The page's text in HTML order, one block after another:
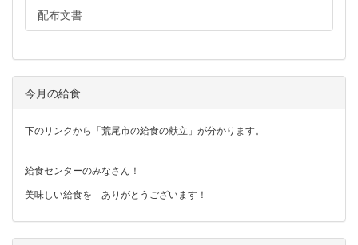
配布文書
今月の給食
下のリンクから「荒尾市の給食の献立」が分かります。
給食センターのみなさん！
美味しい給食を ありがとうございます！